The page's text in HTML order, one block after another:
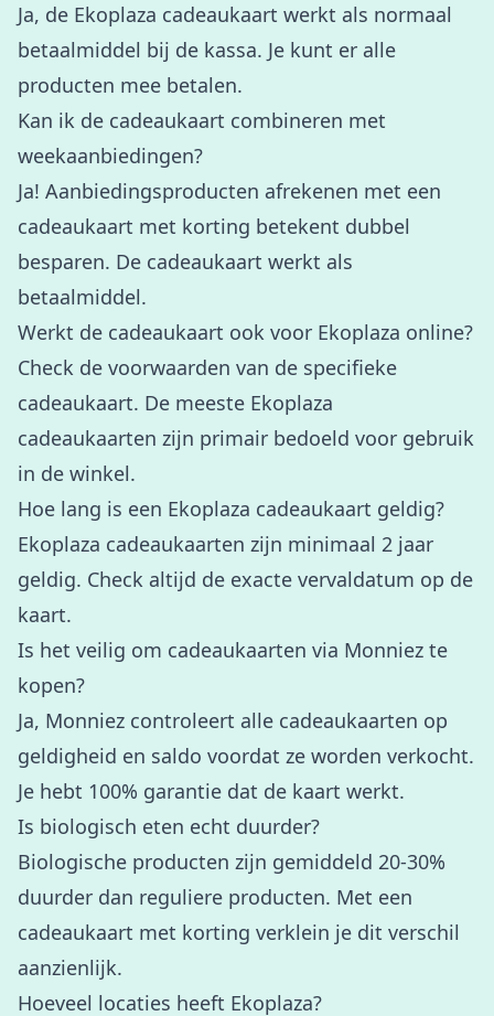
Ja, de Ekoplaza cadeaukaart werkt als normaal
betaalmiddel bij de kassa. Je kunt er alle
producten mee betalen.
Kan ik de cadeaukaart combineren met
weekaanbiedingen?
Ja! Aanbiedingsproducten afrekenen met een
cadeaukaart met korting betekent dubbel
besparen. De cadeaukaart werkt als
betaalmiddel.
Werkt de cadeaukaart ook voor Ekoplaza online?
Check de voorwaarden van de specifieke
cadeaukaart. De meeste Ekoplaza
cadeaukaarten zijn primair bedoeld voor gebruik
in de winkel.
Hoe lang is een Ekoplaza cadeaukaart geldig?
Ekoplaza cadeaukaarten zijn minimaal 2 jaar
geldig. Check altijd de exacte vervaldatum op de
kaart.
Is het veilig om cadeaukaarten via Monniez te
kopen?
Ja, Monniez controleert alle cadeaukaarten op
geldigheid en saldo voordat ze worden verkocht.
Je hebt 100% garantie dat de kaart werkt.
Is biologisch eten echt duurder?
Biologische producten zijn gemiddeld 20-30%
duurder dan reguliere producten. Met een
cadeaukaart met korting verklein je dit verschil
aanzienlijk.
Hoeveel locaties heeft Ekoplaza?